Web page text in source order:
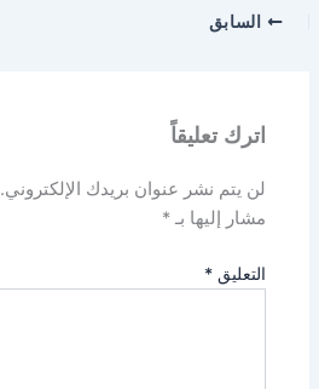
السابق
اترك تعليقاً
لن يتم نشر عنوان بريدك الإلكتروني.
مشار إليها بـ*
التعليق*